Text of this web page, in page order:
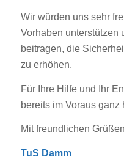
Wir würden uns sehr
Vorhaben unterstützen
beitragen, die
zu erhöhen.
Für Ihre Hilfe und Ihr
bereits im Voraus ganz
Mit freundlichen Grüßen
TuS Damm